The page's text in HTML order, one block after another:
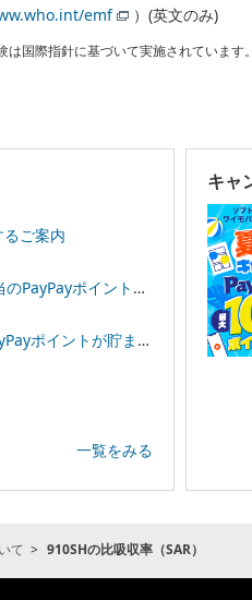
emf ）(英文のみ)
は国際指針に基づいて実施されています。
ご案内
イントプレゼント！
スーパーPayPayクーポン」
一覧をみる
キャ
て 910SHの比吸収率（SAR）